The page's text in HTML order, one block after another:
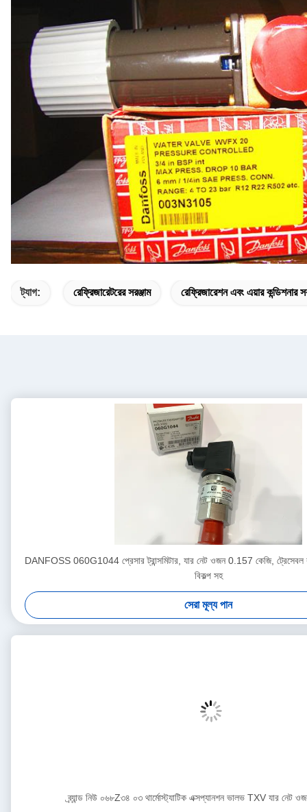
ট্যাগ: রেফ্রিজারেটরের সরঞ্জাম রেফ্রিজারেশন এবং এয়ার কন্ডিশনার
DANFOSS 060G1044 প্রেসার ট্রান্সমিটার, যার নেট ওজন 0.157 কেজি, ট্রেসেবল
বিকল্প সহ
সেরা মূল্য পান
ব্র্যান্ড নিউ ০৬৮Z৩৪ ০৩ থার্মোস্ট্যাটিক এক্সপ্যানশন ভালভ TXV যার নেট